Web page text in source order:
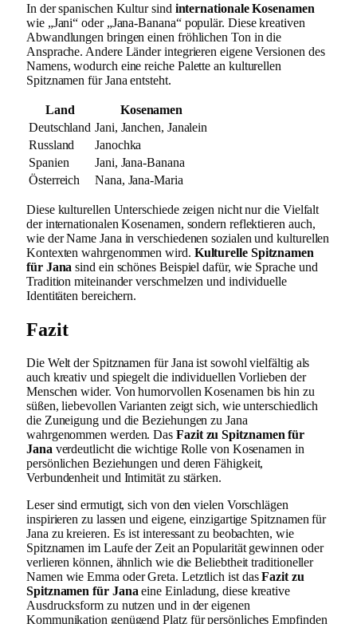
In der spanischen Kultur sind internationale Kosenamen
wie „Jani“ oder „Jana-Banana“ populär. Diese kreativen
Abwandlungen bringen einen fröhlichen Ton in die
Ansprache. Andere Länder integrieren eigene Versionen des
Namens, wodurch eine reiche Palette an kulturellen
Spitznamen für Jana entsteht.
Land
Kosenamen
Deutschland Jani, Janchen, Janalein
Russland
Janochka
Spanien
Jani, Jana-Banana
Österreich
Nana, Jana-Maria
Diese kulturellen Unterschiede zeigen nicht nur die Vielfalt
der internationalen Kosenamen, sondern reflektieren auch,
wie der Name Jana in verschiedenen sozialen und kulturellen
Kontexten wahrgenommen wird. Kulturelle Spitznamen
für Jana sind ein schönes Beispiel dafür, wie Sprache und
Tradition miteinander verschmelzen und individuelle
Identitäten bereichern.
Fazit
Die Welt der Spitznamen für Jana ist sowohl vielfältig als
auch kreativ und spiegelt die individuellen Vorlieben der
Menschen wider. Von humorvollen Kosenamen bis hin zu
süßen, liebevollen Varianten zeigt sich, wie unterschiedlich
die Zuneigung und die Beziehungen zu Jana
wahrgenommen werden. Das Fazit zu Spitznamen für
Janaverdeutlicht die wichtige Rolle von Kosenamen in
persönlichen Beziehungen und deren Fähigkeit,
Verbundenheit und Intimität zu stärken.
Leser sind ermutigt, sich von den vielen Vorschlägen
inspirieren zu lassen und eigene, einzigartige Spitznamen für
Jana zu kreieren. Es ist interessant zu beobachten, wie
Spitznamen im Laufe der Zeit an Popularität gewinnen oder
verlieren können, ähnlich wie die Beliebtheit traditioneller
Namen wie Emma oder Greta. Letztlich ist dasFazit zu
Spitznamen für Janaeine Einladung, diese kreative
Ausdrucksform zu nutzen und in der eigenen
Kommunikation genügend Platz für persönliches Empfinden